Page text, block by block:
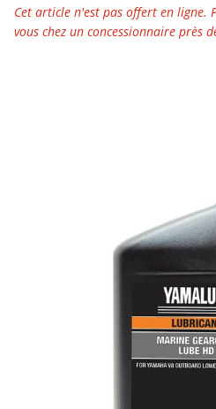
Cet article n'est pas offert en ligne.
vous chez un concessionnaire près